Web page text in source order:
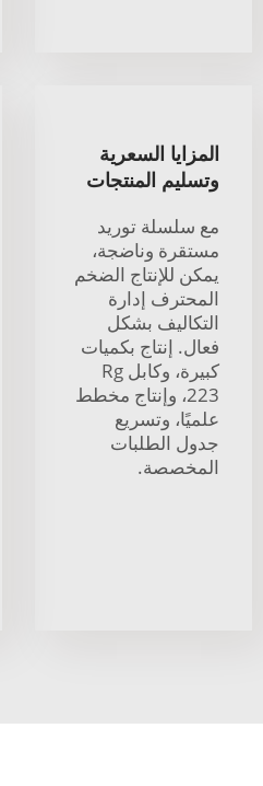
المزايا السعرية
وتسليم المنتجات
مع سلسلة توريد
مستقرة وناضجة،
يمكن للإنتاج الضخم
المحترف إدارة
التكاليف بشكل
فعال. إنتاج بكميات
كبيرة، وكابل Rg
223، وإنتاج مخطط
علميًا، وتسريع
جدول الطلبات
المخصصة.